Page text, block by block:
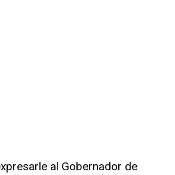
al Gobernador de